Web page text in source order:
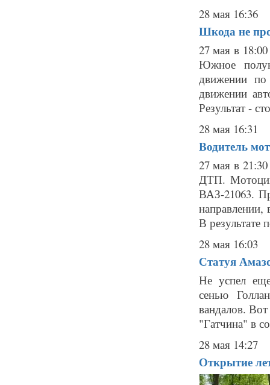
28 мая 16:36
Шкода не
27 мая в
Южное
движении по
движении
Результат -
28 мая 16:31
Водитель
27 мая в
ДТП.
ВАЗ-21063.
направлении,
В результате
28 мая 16:03
Статуя
Не успел
сенью
вандалов.
"Гатчина" в
28 мая 14:27
Открытие